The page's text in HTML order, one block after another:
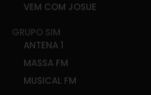
VEM COM JOSUE
GRUPO SIM
ANTENA 1
MASSA FM
MUSICAL FM